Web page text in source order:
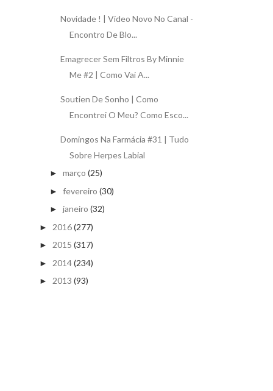
Novidade ! | Vídeo Novo No Canal -
Encontro De Blo...
Emagrecer Sem Filtros By Minnie
Me #2 | Como Vai A...
Soutien De Sonho | Como
Encontrei O Meu? Como Esco...
Domingos Na Farmácia #31 | Tudo
Sobre Herpes Labial
► março (25)
► fevereiro (30)
► janeiro (32)
► 2016(277)
► 2015 (317)
► 2014(234)
► 2013 (93)